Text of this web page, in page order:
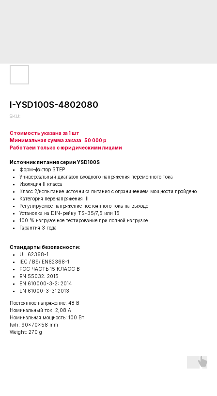
I-YSD100S-4802080
SKU:
Стоимость указана за 1 шт
Минимальная сумма заказа: 50 000 р
Работаем только с юридическими лицами
Источник питания серии YSD100S
Форм-фактор STEP
Универсальный диапазон входного напряжения переменного тока
Изоляция II класса
Класс 2/испытание источника питания с ограничением мощности пройдено
Категория перенапряжения III
Регулируемое напряжение постоянного тока на выходе
Установка на DIN-рейку TS-35/7,5 или 15
100 % нагрузочное тестирование при полной нагрузке
Гарантия 3 года
Стандарты безопасности:
UL 62368-1
IEC / BS/ EN62368-1
FCC ЧАСТЬ 15 КЛАСС В
EN 55032: 2015
EN 610000-3-2: 2014
EN 61000-3-3: 2013
Постоянное напряжение: 48 В
Номинальный ток: 2,08 А
Номинальная мощность: 100 Вт
lwh: 90x70x58 mm
Weight: 270 g